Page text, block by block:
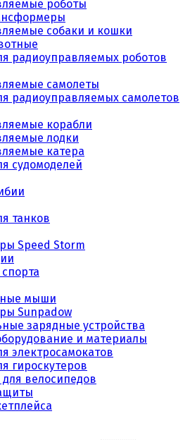
роботы
собаки и кошки
радиоуправляемых роботов
самолеты
радиоуправляемых самолетов
корабли
лодки
катера
судомоделей
танков
Speed Storm
мыши
Sunpadow
зарядные устройства
и материалы
электросамокатов
гироскутеров
велосипедов